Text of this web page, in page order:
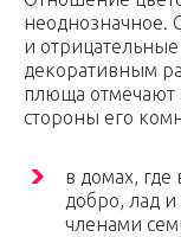
неоднозначное.
и
декоративным
плюща
стороны его
в домах,
добро, лад
членами